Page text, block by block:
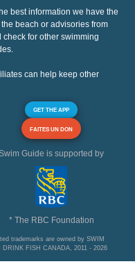
best information we have the
beach or advisories from
for other swimming
can help keep other
GET THE APP
FAITES UN DON
Guide is supported by
* The RBC Foundation
trademarks are owned by SWIM
FISH CANADA, 2011 - 2026